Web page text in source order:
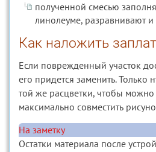
полученной смесью
линолеуме, разравнивают
Как наложить
Если поврежденный участок
его придется заменить. Только
той же расцветки, чтобы
максимально совместить
На заметку
Остатки материала после